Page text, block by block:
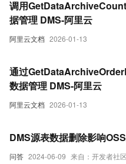
阿里云文档 2026-01-13
调用
据管理 DMS-阿里云
阿里云文档 2026-01-13
通过
数据管理 DMS-阿里云
问答 2024-06-09 来自：开发者社区
DMS源表数据删除影响